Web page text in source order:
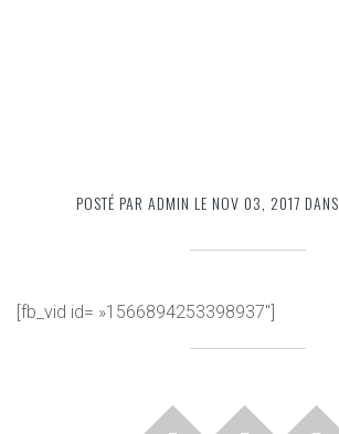
POSTÉ PAR ADMIN LE NOV 03, 2017 DANS
[fb_vid id= »1566894253398937″]